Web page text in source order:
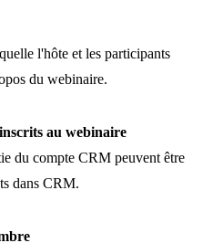
l'hôte et les participants
du webinaire.
au webinaire
du compte CRM peuvent être
dans CRM.